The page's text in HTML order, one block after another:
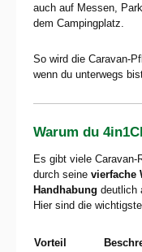
auch auf Messen,
dem Campingplatz.
So wird die Caravan-
wenn du unterwegs
Warum du
Es gibt viele Caravan-
durch seine vierfache
Handhabung deutlich
Hier sind die
Vorteil